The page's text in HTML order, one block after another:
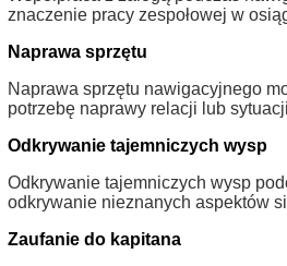
znaczenie pracy zespołowej w
Naprawa sprzętu
Naprawa sprzętu nawigacyjnego
potrzebę naprawy relacji lub
Odkrywanie tajemniczych wysp
Odkrywanie tajemniczych wysp
odkrywanie nieznanych aspektów
Zaufanie do kapitana